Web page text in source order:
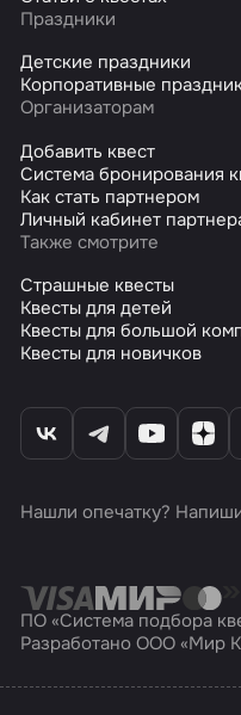
Праздники
Детские праздники
Корпоративные
Организаторам
Добавить квест
Система бронирования
Как стать партнером
Личный кабинет
Также смотрите
Страшные квесты
Квесты для детей
Квесты для большой
Квесты для новичков
Нашли опечатку?
ПО «Система подбора
Разработано ООО «Мир